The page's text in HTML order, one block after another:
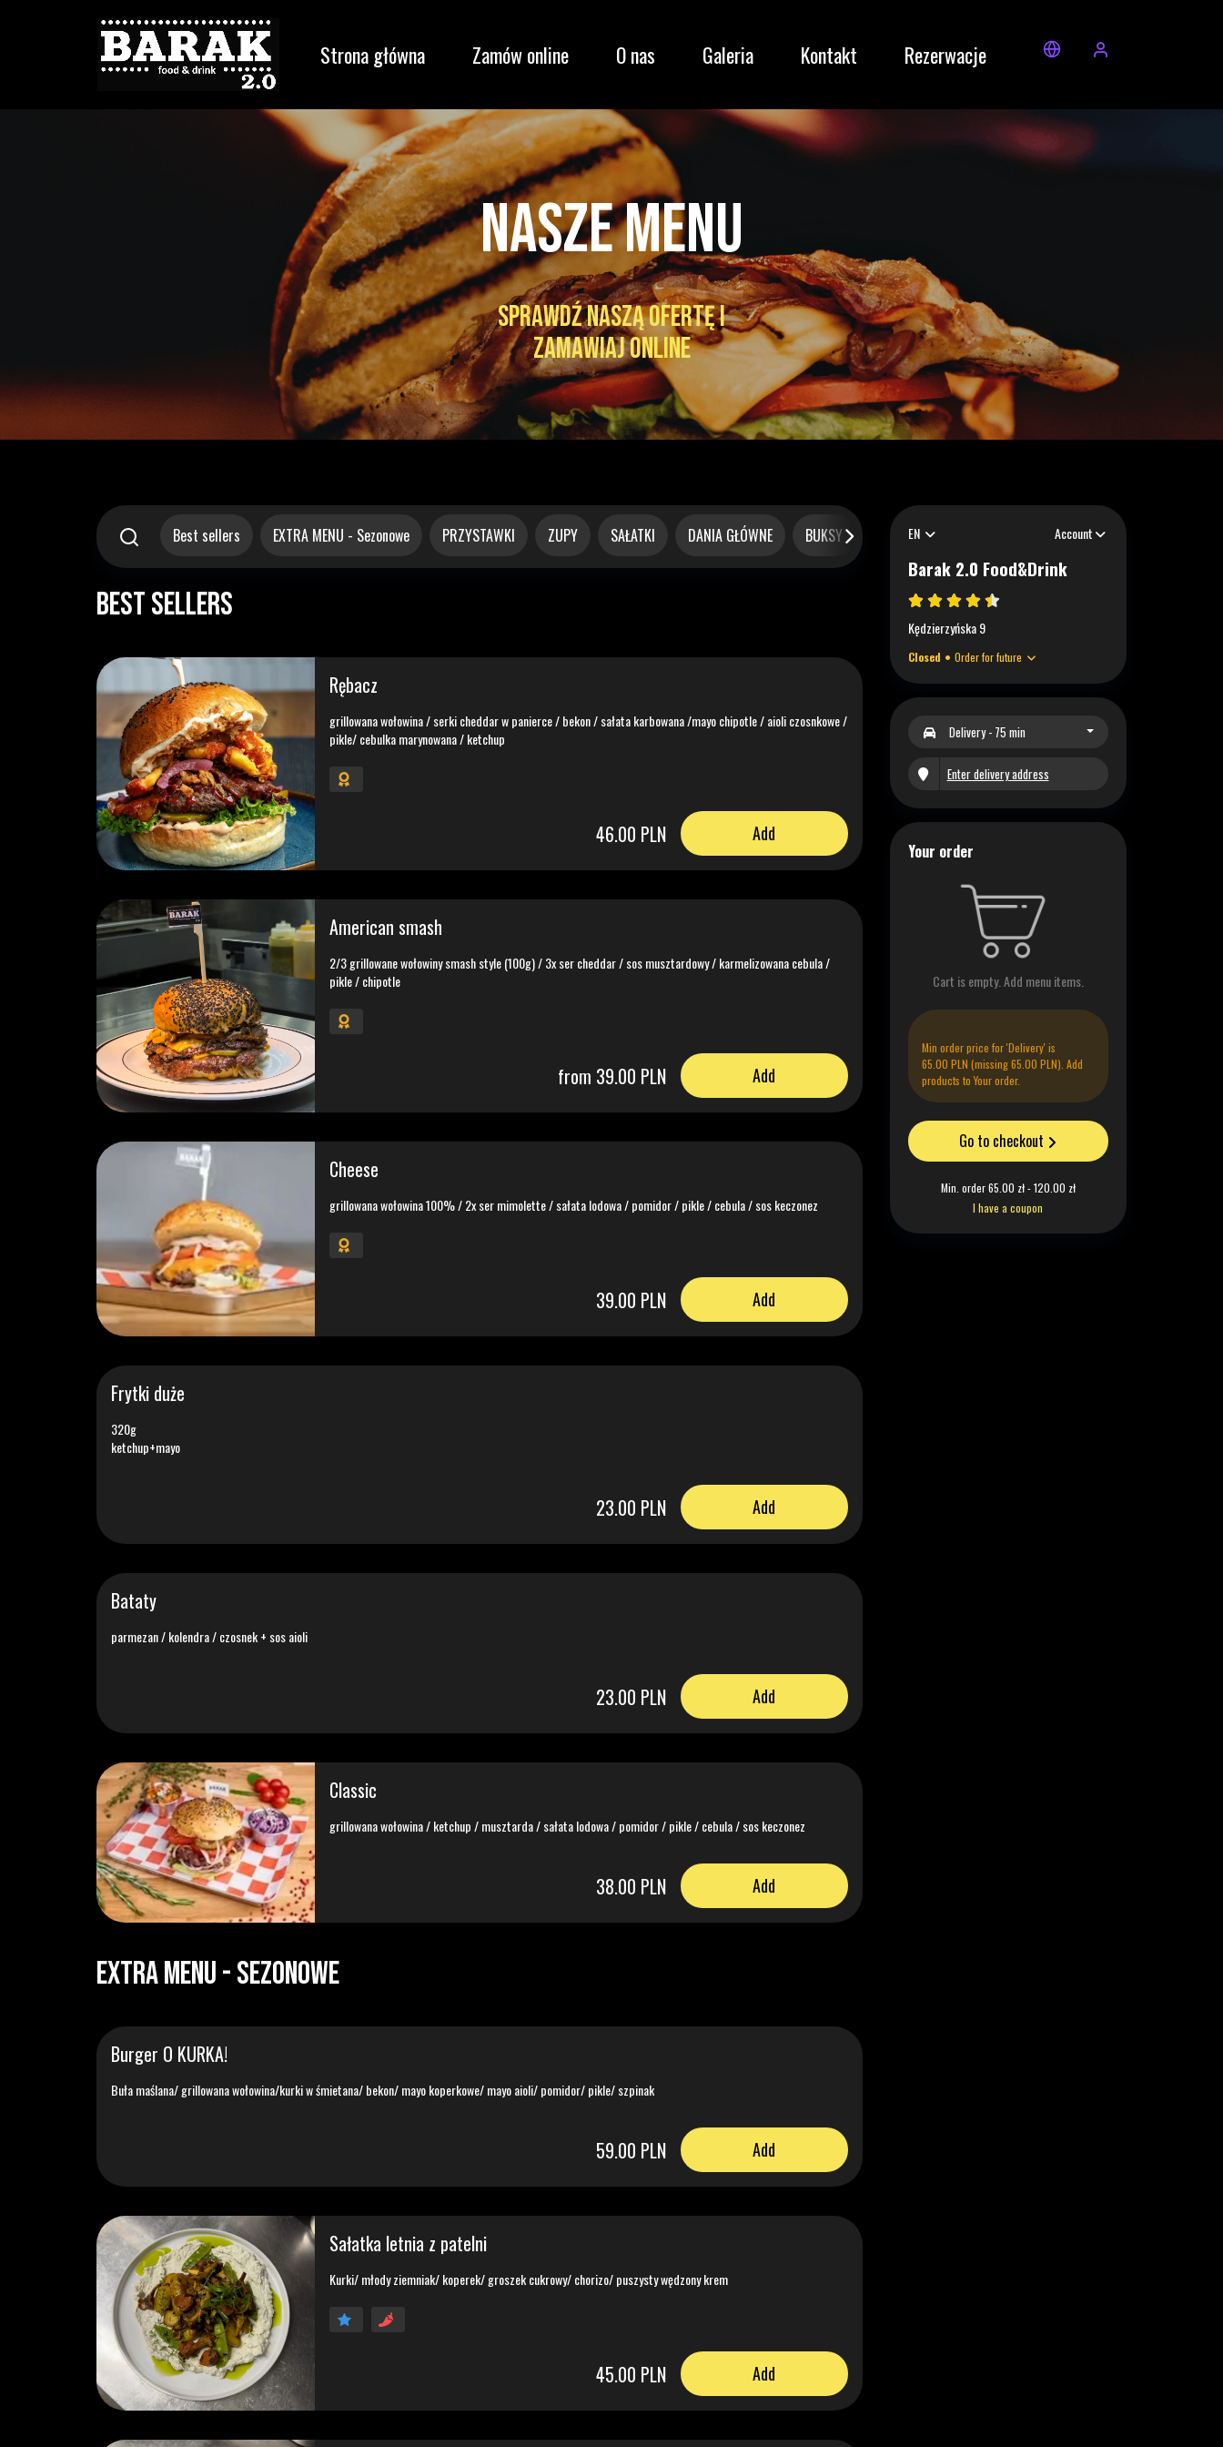
Strona główna Zamów online O nas Galeria Kontakt Rezerwacje
Nasze menu
Sprawdź naszą ofertę i
zamawiaj online
Best sellers EXTRA MENU - Sezonowe PRZYSTAWKI ZUPY SAŁATKI DANIA GŁÓWNE BUKSY BUKSY BEZ WOŁOWINY MAKARONY
Best sellers
Rębacz
grillowana wołowina / serki cheddar w panierce / bekon / sałata karbowana /mayo chipotle / aioli czosnkowe /
pikle/ cebulka marynowana / ketchup
46.00 PLN Add
American smash
2/3 grillowane wołowiny smash style (100g) / 3x ser cheddar / sos musztardowy / karmelizowana cebula /
pikle / chipotle
from 39.00 PLN Add
Cheese
grillowana wołowina 100% / 2x ser mimolette / sałata lodowa / pomidor / pikle / cebula / sos keczonez
39.00 PLN Add
Frytki duże
320g
ketchup+mayo
23.00 PLN Add
Bataty
parmezan / kolendra / czosnek + sos aioli
23.00 PLN Add
Classic
grillowana wołowina / ketchup / musztarda / sałata lodowa / pomidor / pikle / cebula / sos keczonez
38.00 PLN Add
EXTRA MENU - Sezonowe
Burger O KURKA!
Buła maślana/ grillowana wołowina/kurki w śmietana/ bekon/ mayo koperkowe/ mayo aioli/ pomidor/ pikle/ szpinak
59.00 PLN Add
Sałatka letnia z patelni
Kurki/ młody ziemniak/ koperek/ groszek cukrowy/ chorizo/ puszysty wędzony krem
45.00 PLN Add
EN Account
Barak 2.0 Food&Drink
Kędzierzyńska 9
Closed Order for future
Delivery- 75 min
Enter delivery address
Your order
Cart is empty. Add menu items.
Min order price for 'Delivery' is
65.00 PLN (missing 65.00 PLN). Add
products to Your order.
Go to checkout
Min. order 65.00 zł - 120.00 zł
I have a coupon